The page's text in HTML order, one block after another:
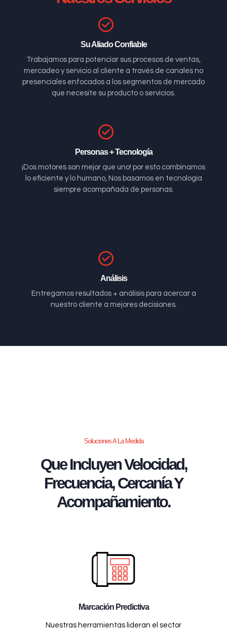
Su Aliado Confiable
Trabajamos para potenciar sus procesos de ventas,
mercadeo y servicio al cliente a través de canales no
presenciales enfocados a los segmentos de mercado
que necesite su producto o servicios.
Personas + Tecnología
¡Dos motores son mejor que uno! por esto combinamos
lo eficiente y lo humano, Nos basamos en tecnología
siempre acompañada de personas.
Análisis
Entregamos resultados + análisis para acercar a
nuestro cliente a mejores decisiones.
Soluciones A La Medida
Que Incluyen Velocidad,
Frecuencia, Cercanía Y
Acompañamiento.
Marcación Predictiva
Nuestras herramientas lideran el sector